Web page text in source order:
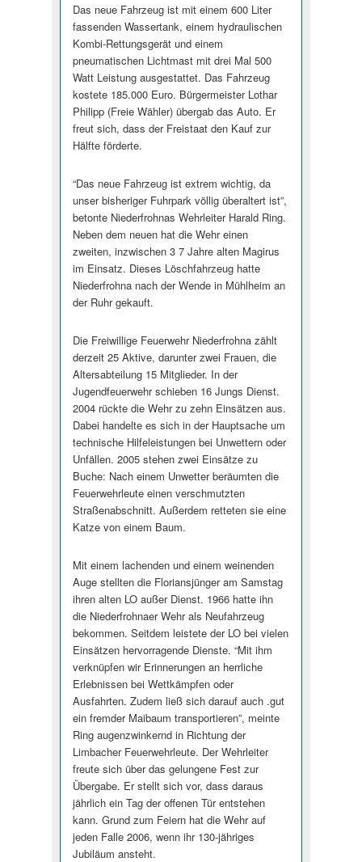
Das neue Fahrzeug ist mit einem 600 Liter
fassenden Wassertank, einem hydraulischen
Kombi-Rettungsgerät und einem
pneumatischen Lichtmast mit drei Mal 500
Watt Leistung ausgestattet. Das Fahrzeug
kostete 185.000 Euro. Bürgermeister Lothar
Philipp (Freie Wähler) übergab das Auto. Er
freut sich, dass der Freistaat den Kauf zur
Hälfte förderte.
“Das neue Fahrzeug ist extrem wichtig, da
unser bisheriger Fuhrpark völlig überaltert ist”,
betonte Niederfrohnas Wehrleiter Harald Ring.
Neben dem neuen hat die Wehr einen
zweiten, inzwischen 3 7 Jahre alten Magirus
im Einsatz. Dieses Löschfahrzeug hatte
Niederfrohna nach der Wende in Mühlheim an
der Ruhr gekauft.
Die Freiwillige Feuerwehr Niederfrohna zählt
derzeit 25 Aktive, darunter zwei Frauen, die
Altersabteilung 15 Mitglieder. In der
Jugendfeuerwehr schieben 16 Jungs Dienst.
2004 rückte die Wehr zu zehn Einsätzen aus.
Dabei handelte es sich in der Hauptsache um
technische Hilfeleistungen bei Unwettern oder
Unfällen. 2005 stehen zwei Einsätze zu
Buche: Nach einem Unwetter beräumten die
Feuerwehrleute einen verschmutzten
Straßenabschnitt. Außerdem retteten sie eine
Katze von einem Baum.
Mit einem lachenden und einem weinenden
Auge stellten die Floriansjünger am Samstag
ihren alten LO außer Dienst. 1966 hatte ihn
die Niederfrohnaer Wehr als Neufahrzeug
bekommen. Seitdem leistete der LO bei vielen
Einsätzen hervorragende Dienste. “Mit ihm
verknüpfen wir Erinnerungen an herrliche
Erlebnissen bei Wettkämpfen oder
Ausfahrten. Zudem ließ sich darauf auch .gut
ein fremder Maibaum transportieren”, meinte
Ring augenzwinkernd in Richtung der
Limbacher Feuerwehrleute. Der Wehrleiter
freute sich über das gelungene Fest zur
Übergabe. Er stellt sich vor, dass daraus
jährlich ein Tag der offenen Tür entstehen
kann. Grund zum Feiern hat die Wehr auf
jeden Falle 2006, wenn ihr 130-jähriges
Jubiläum ansteht.